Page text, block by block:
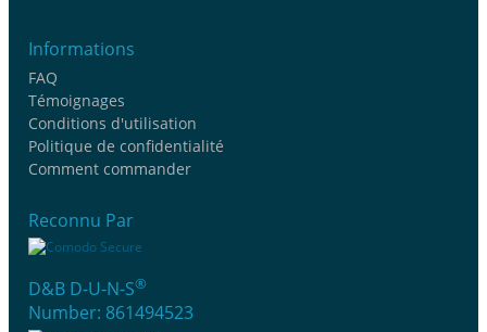
Informations
FAQ
Témoignages
Conditions d'utilisation
Politique de confidentialité
Comment commander
Reconnu Par
D&B D-U-N-S®
Number: 861494523